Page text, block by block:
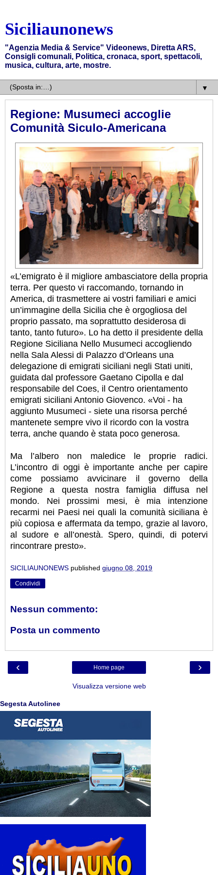
Siciliaunonews
"Agenzia Media & Service" Videonews, Diretta ARS,
Consigli comunali, Politica, cronaca, sport, spettacoli,
musica, cultura, arte, mostre.
▼
Regione: Musumeci accoglie
Comunità Siculo-Americana
«L’emigrato è il migliore ambasciatore della propria
terra. Per questo vi raccomando, tornando in
America, di trasmettere ai vostri familiari e amici
un’immagine della Sicilia che è orgogliosa del
proprio passato, ma soprattutto desiderosa di
tanto, tanto futuro». Lo ha detto il presidente della
Regione Siciliana Nello Musumeci accogliendo
nella Sala Alessi di Palazzo d’Orleans una
delegazione di emigrati siciliani negli Stati uniti,
guidata dal professore Gaetano Cipolla e dal
responsabile del Coes, il Centro orientamento
emigrati siciliani Antonio Giovenco. «Voi - ha
aggiunto Musumeci - siete una risorsa perché
mantenete sempre vivo il ricordo con la vostra
terra, anche quando è stata poco generosa.
Ma l’albero non maledice le proprie radici.
L’incontro di oggi è importante anche per capire
come possiamo avvicinare il governo della
Regione a questa nostra famiglia diffusa nel
mondo. Nei prossimi mesi, è mia intenzione
recarmi nei Paesi nei quali la comunità siciliana è
più copiosa e affermata da tempo, grazie al lavoro,
al sudore e all’onestà. Spero, quindi, di potervi
rincontrare presto».
SICILIAUNONEWS published giugno 08, 2019
Condividi
Nessun commento:
Posta un commento
‹ ›
Home page
Visualizza versione web
Segesta Autolinee